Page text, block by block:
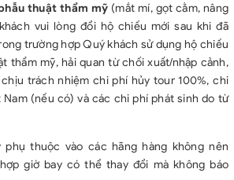
thuật thẩm mỹ (mắt mí, gọt cằm, nâng
vui lòng đổi hộ chiếu mới sau khi đã
trường hợp Quý khách sử dụng hộ chiếu
thẩm mỹ, hải quan từ chối xuất/nhập cảnh,
trách nhiệm chi phí hủy tour 100%, chi
Nam (nếu có) và các chi phí phát sinh do từ
thuộc vào các hãng hàng không nên
giờ bay có thể thay đổi mà không báo